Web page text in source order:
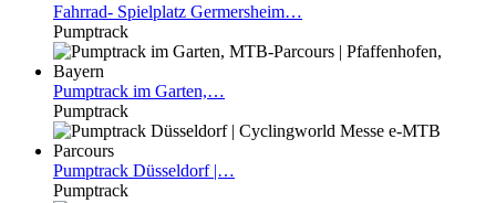
Fahrrad- Spielplatz Germersheim…
Pumptrack
Pumptrack im Garten,…
Pumptrack
Pumptrack Düsseldorf |…
Pumptrack